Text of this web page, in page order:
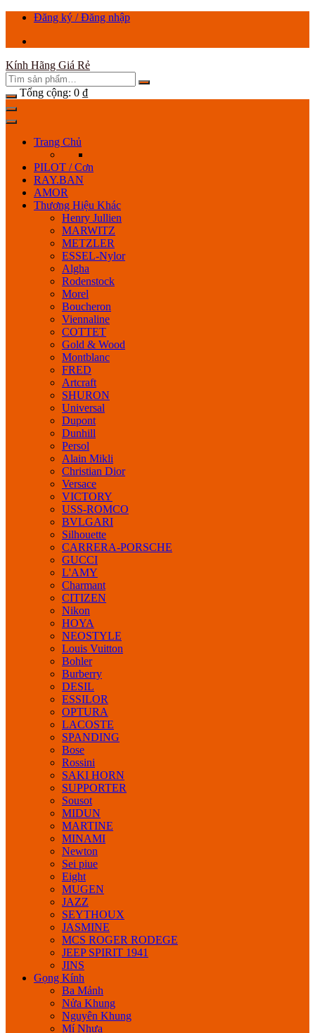
ChuyểnĐăng ký / Đăng nhập
Kính Hãng Giá Rẻ
Tổng cộng: 0 ₫
Trang Chủ
PILOT / Cơn
RAY.BAN
AMOR
Thương Hiệu Khác
Henry Jullien
MARWITZ
METZLER
ESSEL-Nylor
Algha
Rodenstock
Morel
Boucheron
Viennaline
COTTET
Gold & Wood
Montblanc
FRED
Artcraft
SHURON
Universal
Dupont
Dunhill
Persol
Alain Mikli
Christian Dior
Versace
VICTORY
USS-ROMCO
BVLGARI
Silhouette
CARRERA-PORSCHE
GUCCI
L'AMY
Charmant
CITIZEN
Nikon
HOYA
NEOSTYLE
Louis Vuitton
Bohler
Burberry
DESIL
ESSILOR
OPTURA
LACOSTE
SPANDING
Bose
Rossini
SAKI HORN
SUPPORTER
Sousot
MIDUN
MARTINE
MINAMI
Newton
Sei piue
Eight
MUGEN
JAZZ
SEYTHOUX
JASMINE
MCS ROGER RODEGE
JEEP SPIRIT 1941
JINS
Gọng Kính
Ba Mảnh
Nửa Khung
Nguyên Khung
Mí Nhựa